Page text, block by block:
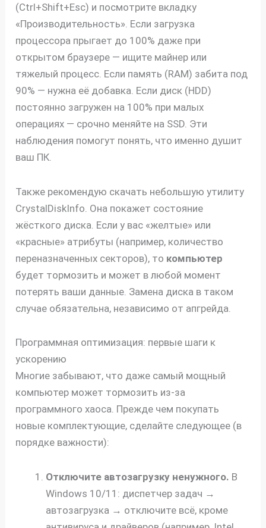
(Ctrl+Shift+Esc) и посмотрите вкладку
«Производительность». Если загрузка
процессора прыгает до 100% даже при
открытом браузере — ищите майнер или
тяжелый процесс. Если память (RAM) забита под
90% — нужна её добавка. Если диск (HDD)
постоянно загружен на 100% при малых
операциях — срочно меняйте на SSD. Эти
наблюдения помогут понять, что именно душит
ваш ПК.
Также рекомендую скачать небольшую утилиту
CrystalDiskInfo. Она покажет состояние
жёсткого диска. Если у вас «желтые» или
«красные» атрибуты (например, количество
переназначенных секторов), то компьютер
будет тормозить и может в любой момент
потерять ваши данные. Замена диска в таком
случае обязательна, независимо от апгрейда.
Программная оптимизация: первые шаги к
ускорению
Многие забывают, что даже самый мощный
компьютер может тормозить из-за
программного хаоса. Прежде чем покупать
новые комплектующие, сделайте следующее (в
порядке важности):
Отключите автозагрузку ненужного. В
Windows 10/11: диспетчер задач →
автозагрузка → отключите всё, кроме